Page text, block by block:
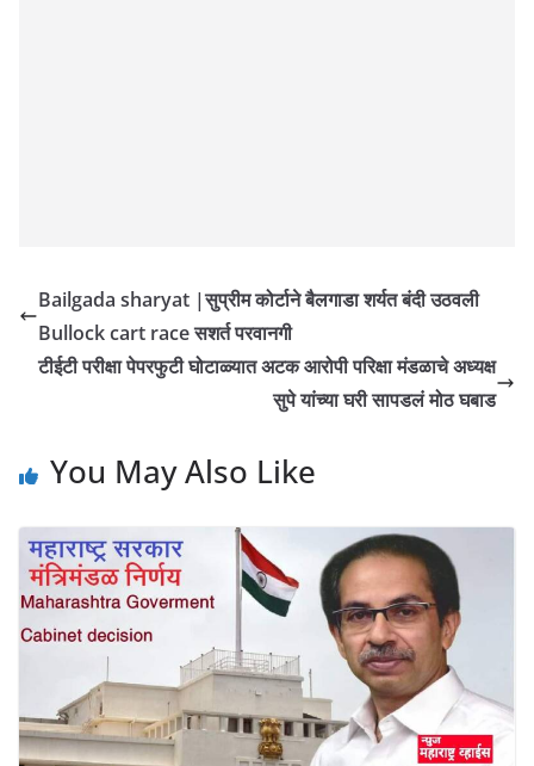
Bailgada sharyat |सुप्रीम कोर्टाने बैलगाडा शर्यत बंदी उठवली
Bullock cart race सशर्त परवानगी
टीईटी परीक्षा पेपरफुटी घोटाळ्यात अटक आरोपी परिक्षा मंडळाचे अध्यक्ष
सुपे यांच्या घरी सापडलं मोठ घबाड
You May Also Like